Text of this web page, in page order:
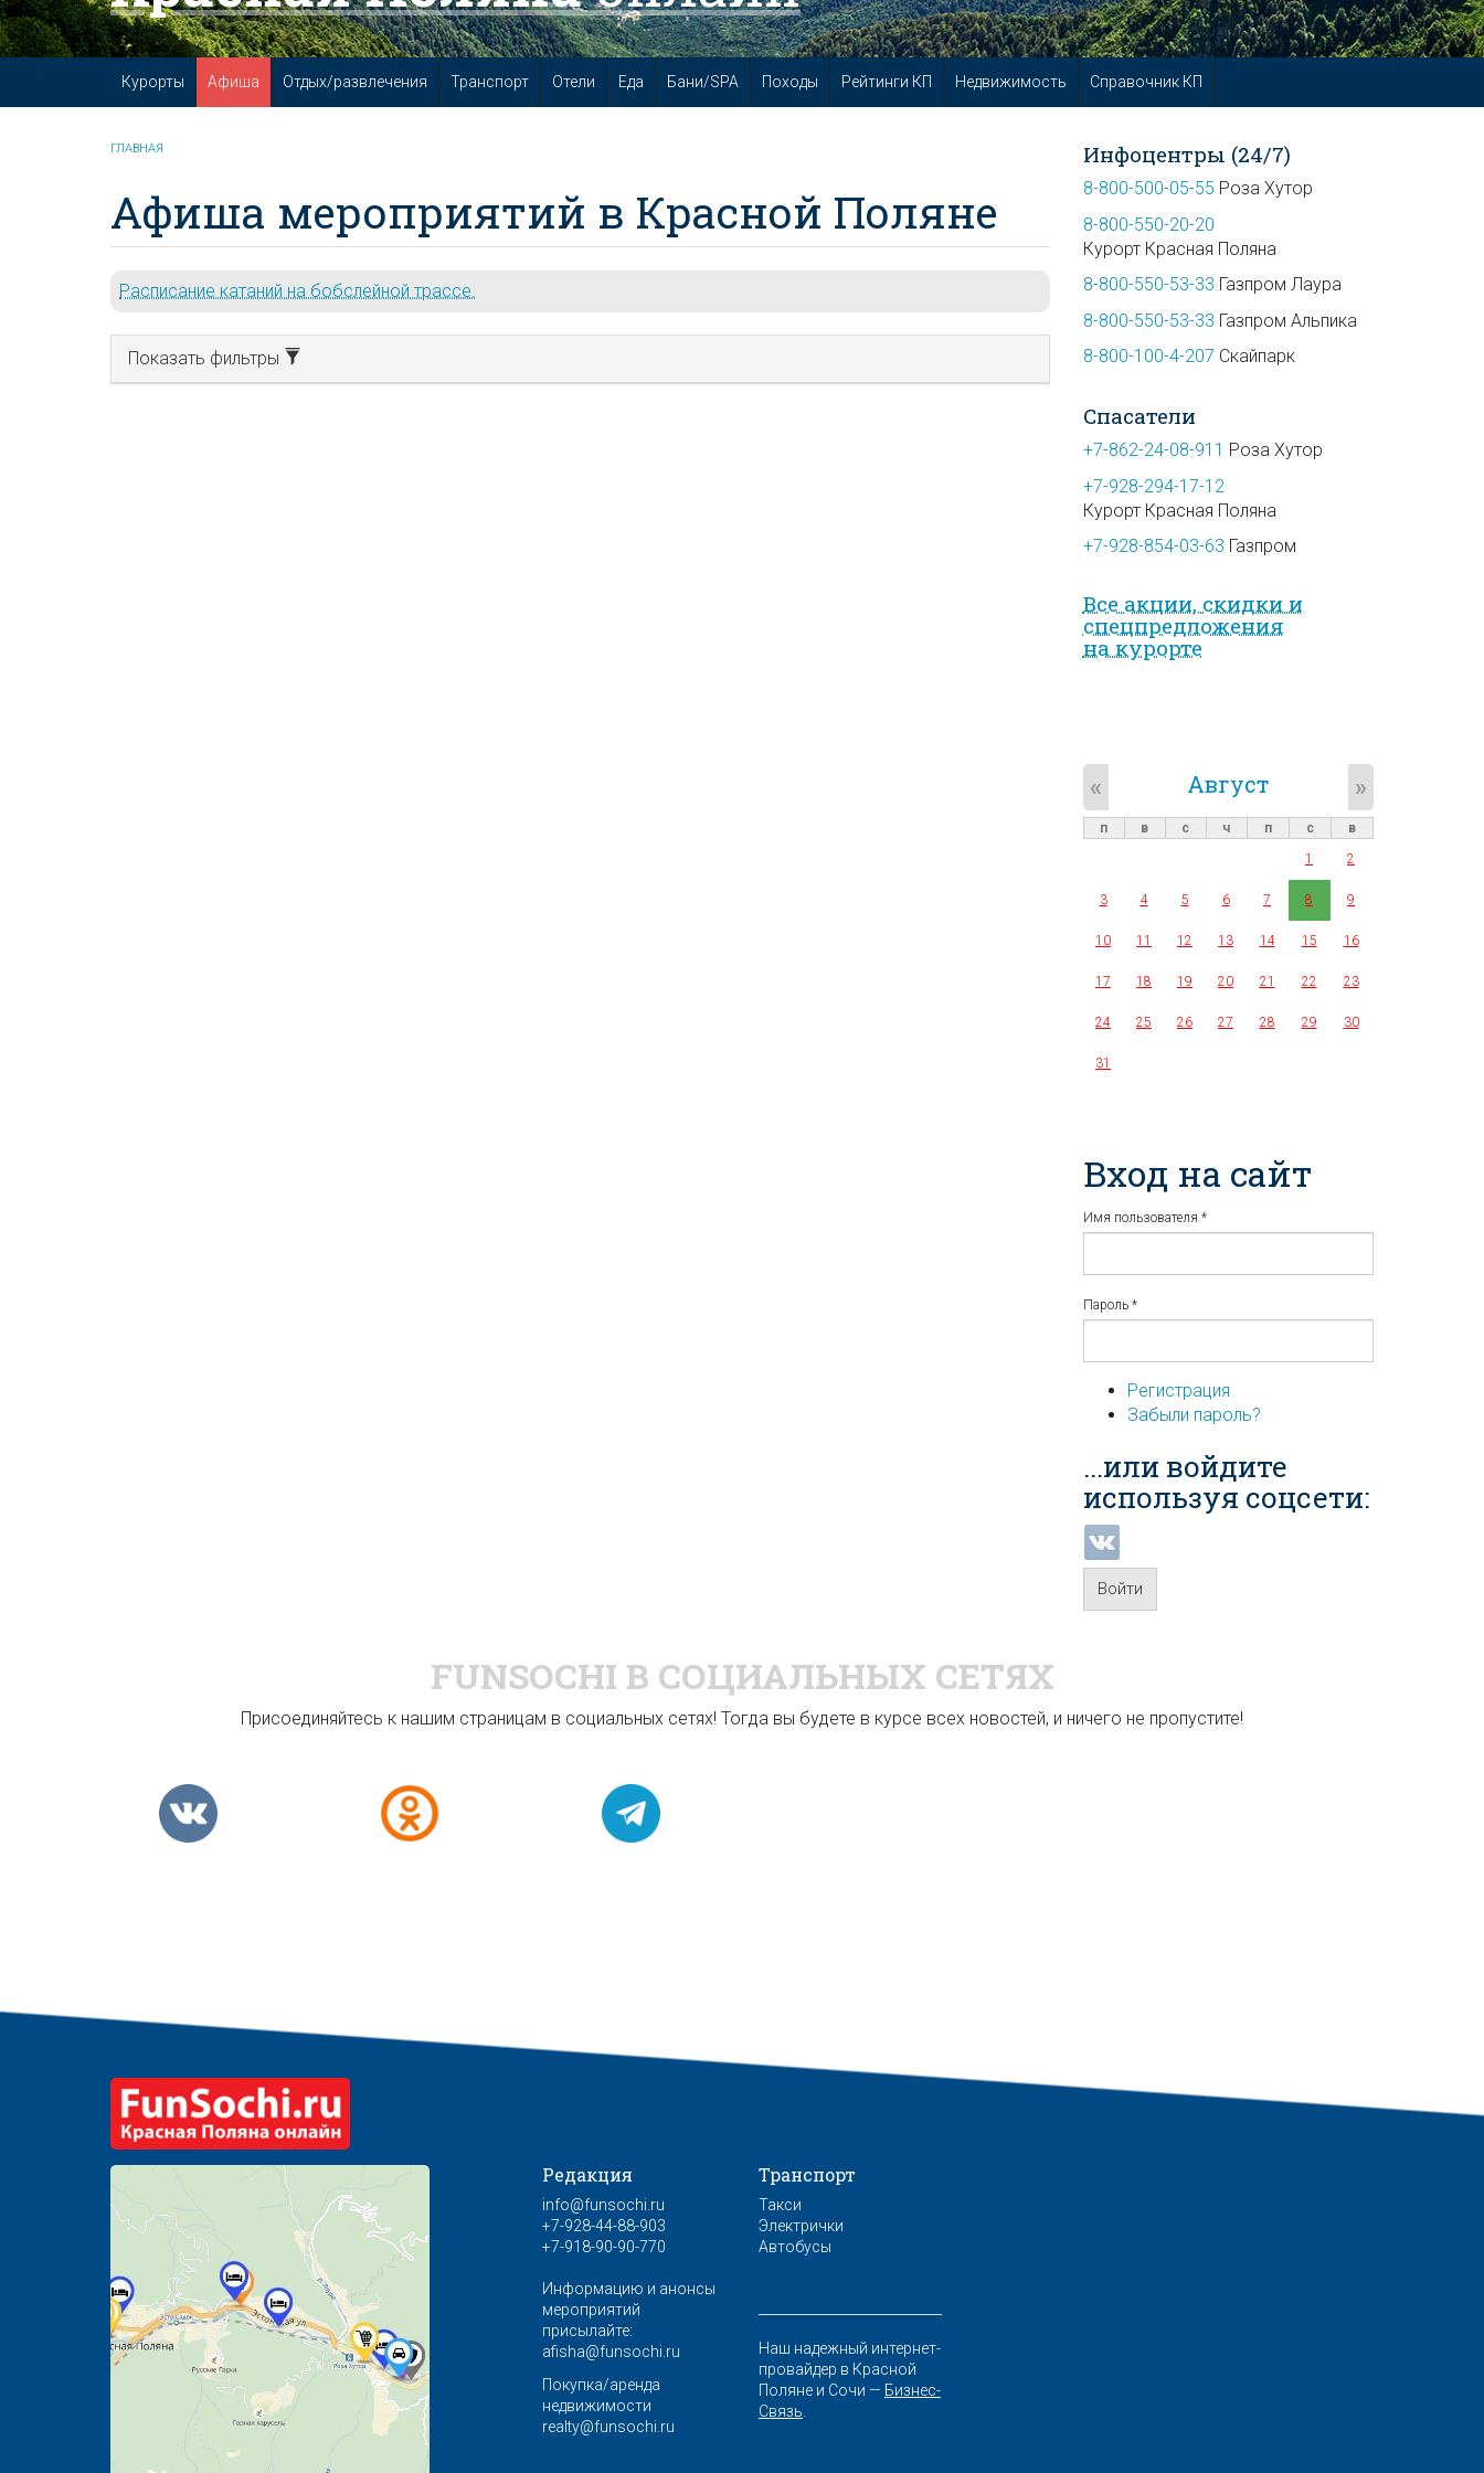
Курорты Афиша Отдых/развлечения Транспорт Отели Еда Бани/SPA Походы Рейтинги КП Недвижимость Справочник КП
ГЛАВНАЯ
Афиша мероприятий в Красной Поляне
Расписание катаний на бобслейной трассе.
Показать фильтры
Инфоцентры (24/7)
8-800-500-05-55 Роза Хутор
8-800-550-20-20
Курорт Красная Поляна
8-800-550-53-33 Газпром Лаура
8-800-550-53-33 Газпром Альпика
8-800-100-4-207 Скайпарк
Спасатели
+7-862-24-08-911 Роза Хутор
+7-928-294-17-12
Курорт Красная Поляна
+7-928-854-03-63 Газпром
Все акции, скидки и
спец­предложе­ния
на курорте
Август
« »
п в с ч п с
в
1
2
3 4 5 6 7 8 9
10 11 12 13 14 15 16
17 18 19 20 21 22 23
24 25 26 27 28 29 30
31
Вход на сайт
Имя пользователя *
Пароль *
Регистрация
Забыли пароль?
...или войдите
используя соцсети:
Войти
FUNSOCHI В СОЦИАЛЬНЫХ СЕТЯХ
Присоединяйтесь к нашим страницам в социальных сетях! Тогда вы будете в курсе всех новостей, и ничего не пропустите!
Редакция
info@funsochi.ru
+7-928-44-88-903
+7-918-90-90-770
Информацию и анонсы
мероприятий
присылайте:
afisha@funsochi.ru
Покупка/аренда
недвижимости
realty@funsochi.ru
Транспорт
Такси
Электрички
Автобусы
Наш надежный интернет-
провайдер в Красной
Поляне и Сочи — Бизнес-
Связь